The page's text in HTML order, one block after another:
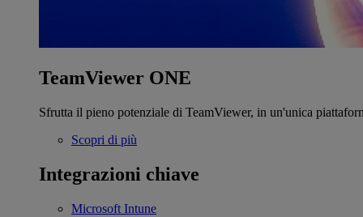
TeamViewer ONE
Sfrutta il pieno potenziale di TeamViewer, in un'unica
Scopri di più
Integrazioni chiave
Microsoft Intune